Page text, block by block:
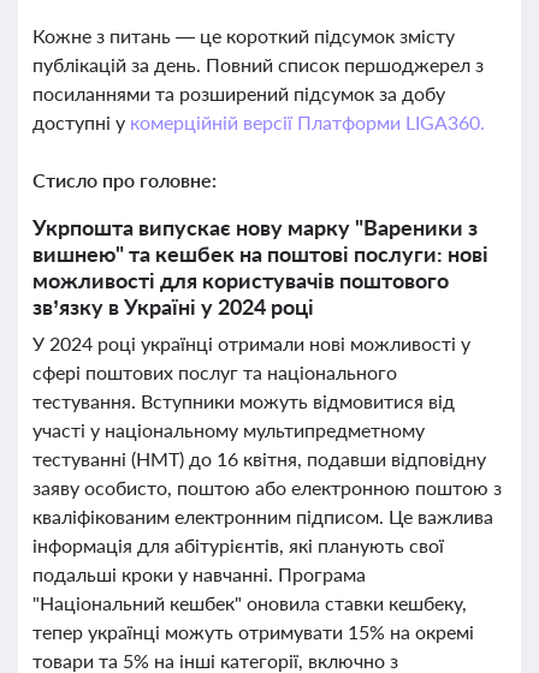
Кожне з питань — це короткий підсумок змісту
публікацій за день. Повний список першоджерел з
посиланнями та розширений підсумок за добу
доступні у комерційній версії Платформи LIGA360.
Стисло про головне:
Укрпошта випускає нову марку "Вареники з
вишнею" та кешбек на поштові послуги: нові
можливості для користувачів поштового
зв’язку в Україні у 2024 році
У 2024 році українці отримали нові можливості у
сфері поштових послуг та національного
тестування. Вступники можуть відмовитися від
участі у національному мультипредметному
тестуванні (НМТ) до 16 квітня, подавши відповідну
заяву особисто, поштою або електронною поштою з
кваліфікованим електронним підписом. Це важлива
інформація для абітурієнтів, які планують свої
подальші кроки у навчанні. Програма
"Національний кешбек" оновила ставки кешбеку,
тепер українці можуть отримувати 15% на окремі
товари та 5% на інші категорії, включно з